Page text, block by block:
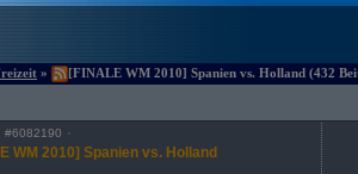
» [FINALE WM 2010] Spanien vs. Holland (432
#6082190
WM 2010] Spanien vs. Holland